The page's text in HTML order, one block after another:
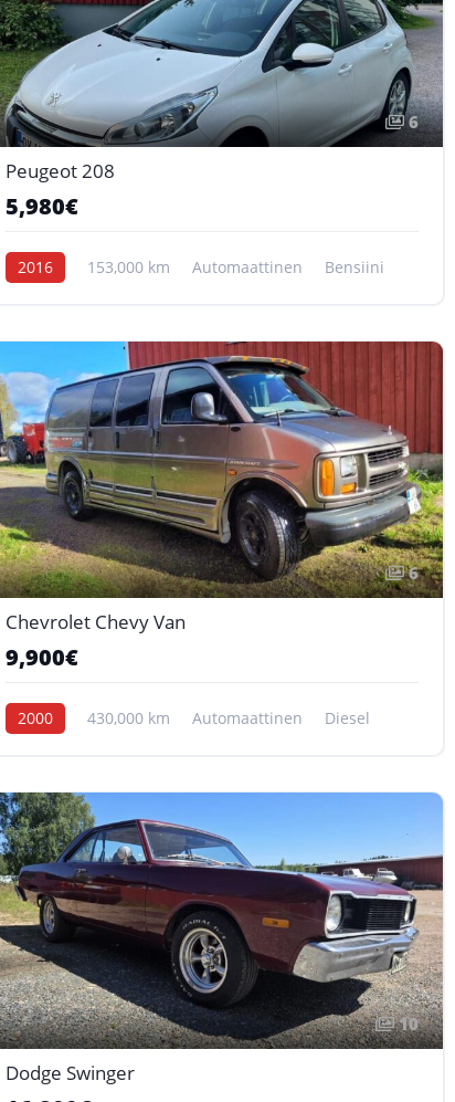
6
Peugeot 208
5,980€
2016 153,000 km Automaattinen Bensiini
6
Chevrolet Chevy Van
9,900€
2000 430,000 km Automaattinen Diesel
10
Dodge Swinger